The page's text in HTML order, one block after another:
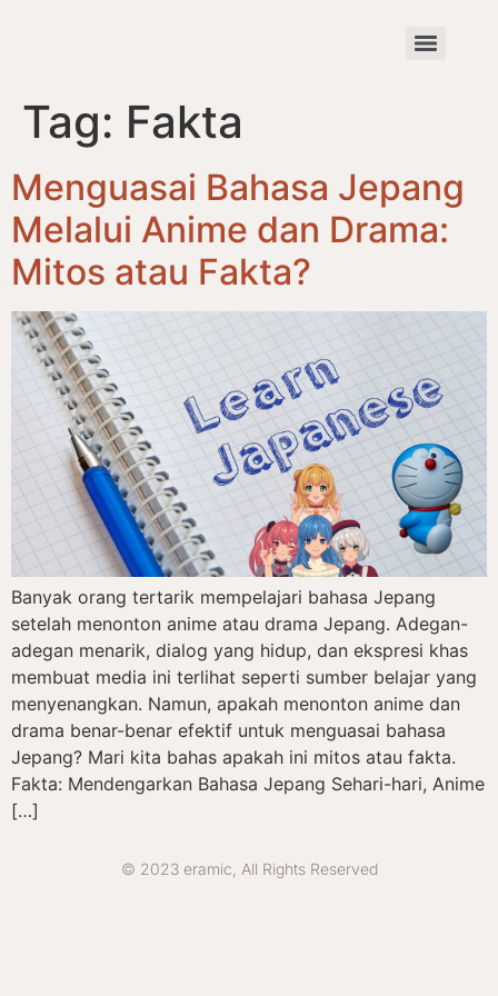
Tag: Fakta
Menguasai Bahasa Jepang
Melalui Anime dan Drama:
Mitos atau Fakta?
Banyak orang tertarik mempelajari bahasa Jepang
setelah menonton anime atau drama Jepang. Adegan-
adegan menarik, dialog yang hidup, dan ekspresi khas
membuat media ini terlihat seperti sumber belajar yang
menyenangkan. Namun, apakah menonton anime dan
drama benar-benar efektif untuk menguasai bahasa
Jepang? Mari kita bahas apakah ini mitos atau fakta.
Fakta: Mendengarkan Bahasa Jepang Sehari-hari, Anime
[…]
© 2023 eramic, All Rights Reserved